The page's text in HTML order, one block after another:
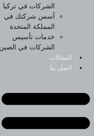
الشركات في تركيا
أسس شركتك في
المملكة المتحدة
خدمات تأسيس
الشركات في الصين
المقالات
اتصل بنا